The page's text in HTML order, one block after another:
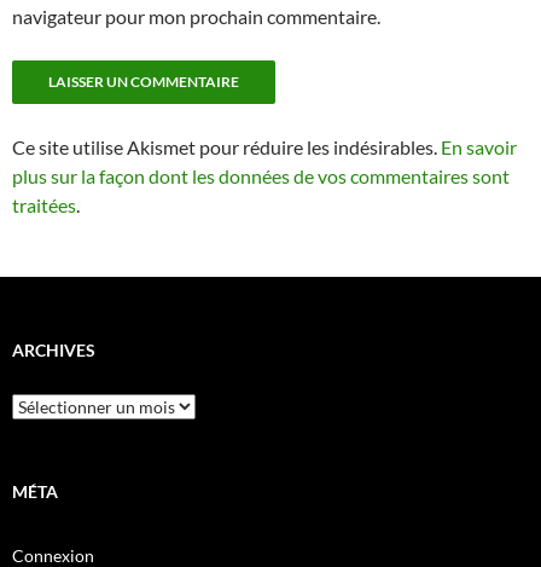
navigateur pour mon prochain commentaire.
Ce site utilise Akismet pour réduire les indésirables. En savoir
plus sur la façon dont les données de vos commentaires sont
traitées.
ARCHIVES
Archives
MÉTA
Connexion